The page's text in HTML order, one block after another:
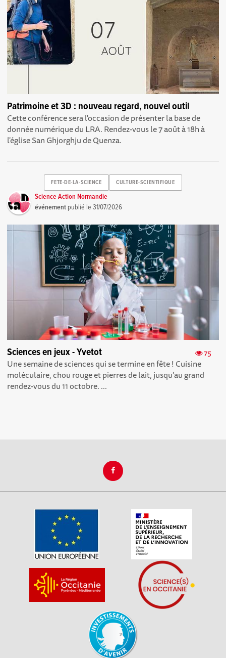
Patrimoine et 3D : nouveau regard, nouvel outil
Cette conférence sera l'occasion de présenter la base de
donnée numérique du LRA. Rendez-vous le 7 août à 18h à
l'église San Ghjorghju de Quenza.
FETE-DE-LA-SCIENCE CULTURE-SCIENTIFIQUE
Science Action Normandie
événement publié le31/07/2026
75
Sciences en jeux - Yvetot
Une semaine de sciences qui se termine en fête ! Cuisine
moléculaire, chou rouge et pierres de lait, jusqu'au grand
rendez-vous du 11 octobre. ...